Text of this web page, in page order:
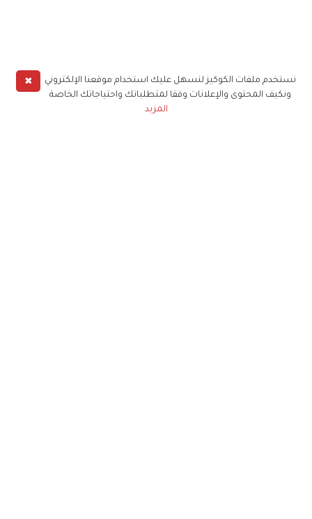
✖
نستخدم ملفات الكوكيز لنسهل عليك استخدام موقعنا الإلكتروني
ونكيف المحتوى والإعلانات وفقا لمتطلباتك واحتياجاتك الخاصة
المزيد